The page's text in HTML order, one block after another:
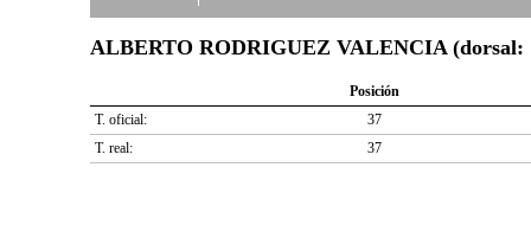
ALBERTO RODRIGUEZ VALENCIA (dorsal:
Posición
T. oficial:
37
T. real:
37